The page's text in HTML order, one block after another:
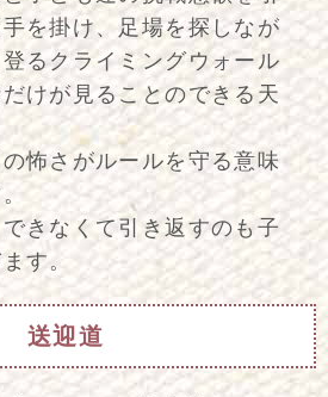
を掛け、足場を探しなが
るクライミングウォール
けが見ることのできる天
の怖さがルールを守る意味
きなくて引き返すのも子
す。
送迎道